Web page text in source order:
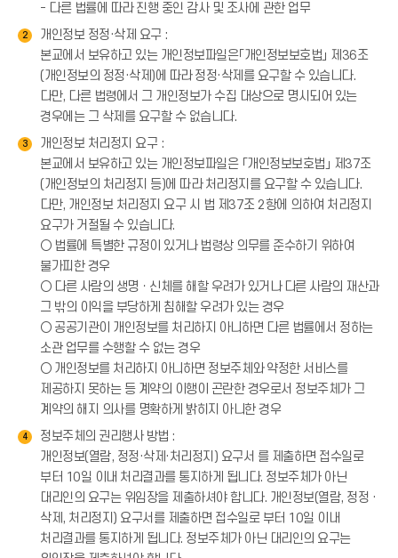
- 다른 법률에 따라 진행 중인 감사 및 조사에 관한 업무
2
개인정보 정정·삭제 요구 :
본교에서 보유하고 있는 개인정보파일은「개인정보보호법」 제36조
(개인정보의 정정·삭제)에 따라 정정·삭제를 요구할 수 있습니다.
다만, 다른 법령에서 그 개인정보가 수집 대상으로 명시되어 있는
경우에는 그 삭제를 요구할 수 없습니다.
3
개인정보 처리정지 요구 :
본교에서 보유하고 있는 개인정보파일은 「개인정보보호법」 제37조
(개인정보의 처리정지 등)에 따라 처리정지를 요구할 수 있습니다.
다만, 개인정보 처리정지 요구 시 법 제37조 2항에 의하여 처리정지
요구가 거절될 수 있습니다.
○ 법률에 특별한 규정이 있거나 법령상 의무를 준수하기 위하여
불가피한 경우
○ 다른 사람의 생명ㆍ신체를 해할 우려가 있거나 다른 사람의 재산과
그 밖의 이익을 부당하게 침해할 우려가 있는 경우
○ 공공기관이 개인정보를 처리하지 아니하면 다른 법률에서 정하는
소관 업무를 수행할 수 없는 경우
○ 개인정보를 처리하지 아니하면 정보주체와 약정한 서비스를
제공하지 못하는 등 계약의 이행이 곤란한 경우로서 정보주체가 그
계약의 해지 의사를 명확하게 밝히지 아니한 경우
4
정보주체의 권리행사 방법 :
개인정보(열람, 정정·삭제·처리정지) 요구서 를 제출하면 접수일로
부터 10일 이내 처리결과를 통지하게 됩니다. 정보주체가 아닌
대리인의 요구는 위임장을 제출하셔야 합니다. 개인정보(열람, 정정 ·
삭제, 처리정지) 요구서를 제출하면 접수일로 부터 10일 이내
처리결과를 통지하게 됩니다. 정보주체가 아닌 대리인의 요구는